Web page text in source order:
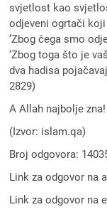
svjetlost kao
odjeveni ogrtači
‘Zbog čega smo
‘Zbog toga što je
dva hadisa
2829)
A Allah najbolje zna!
(Izvor: islam.qa)
Broj odgovora:
Link za odgovor na
Link za odgovor na